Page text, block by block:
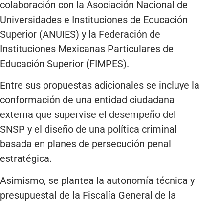
colaboración con la Asociación Nacional de
Universidades e Instituciones de Educación
Superior (ANUIES) y la Federación de
Instituciones Mexicanas Particulares de
Educación Superior (FIMPES).
Entre sus propuestas adicionales se incluye la
conformación de una entidad ciudadana
externa que supervise el desempeño del
SNSP y el diseño de una política criminal
basada en planes de persecución penal
estratégica.
Asimismo, se plantea la autonomía técnica y
presupuestal de la Fiscalía General de la